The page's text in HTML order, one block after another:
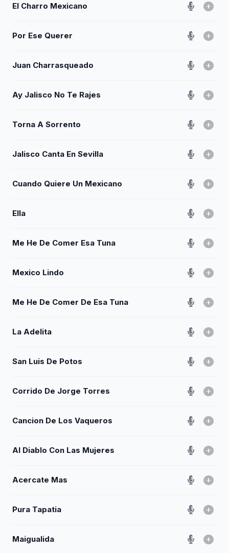
El Charro Mexicano
Por Ese Querer
Juan Charrasqueado
Ay Jalisco No Te Rajes
Torna A Sorrento
Jalisco Canta En Sevilla
Cuando Quiere Un Mexicano
Ella
Me He De Comer Esa Tuna
Mexico Lindo
Me He De Comer De Esa Tuna
La Adelita
San Luis De Potos
Corrido De Jorge Torres
Cancion De Los Vaqueros
Al Diablo Con Las Mujeres
Acercate Mas
Pura Tapatia
Maigualida